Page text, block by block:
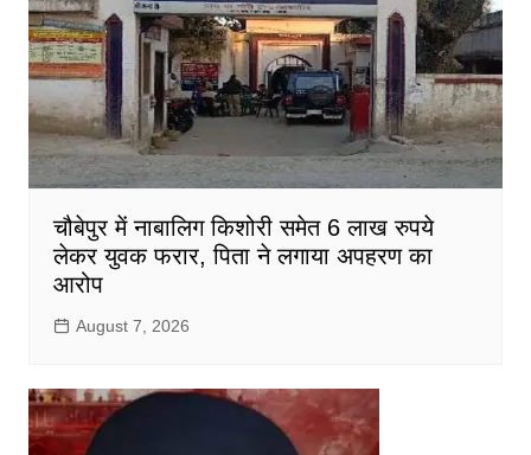
चौबेपुर में नाबालिग किशोरी समेत 6 लाख रुपये
लेकर युवक फरार, पिता ने लगाया अपहरण का
आरोप
August 7, 2026